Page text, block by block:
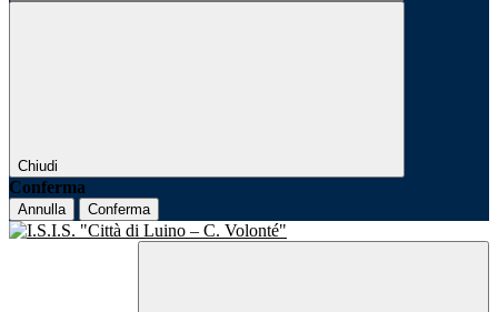
Chiudi
Conferma
Annulla Conferma